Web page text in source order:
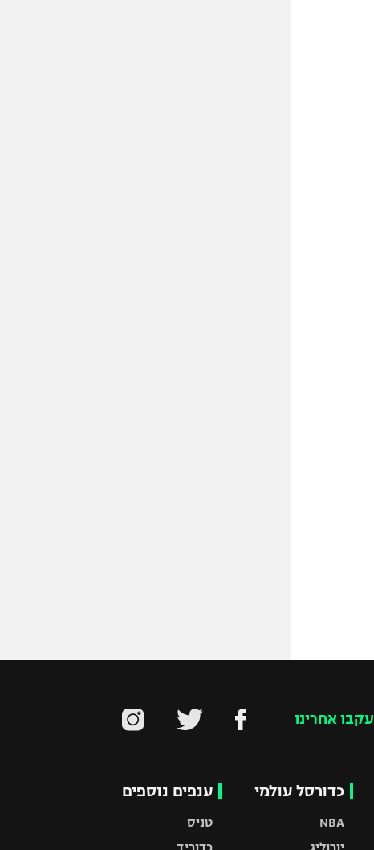
עקבו אחרינו
כדורסל עולמי
NBA
יורוליג
ענפים נוספים
טניס
כדוריד